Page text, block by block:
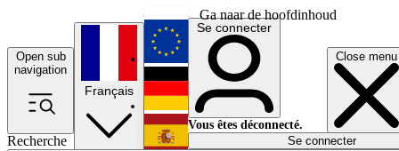
Ga naar de hoofdinhoud
Open sub
navigation
Close menu
Recherche
Français
English
Deutsch
Se connecter
Vous êtes déconnecté.
Se connecter